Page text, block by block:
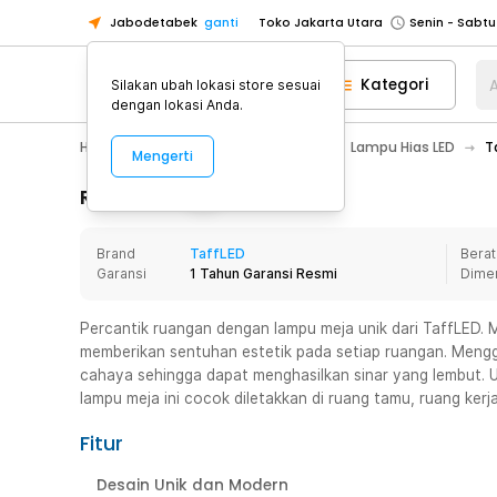
Jabodetabek ganti Toko Jakarta Utara
Toko Tangerang
Toko Cikupa
Pick n Go Jakarta Barat
Senin -
Pick n Go Bekasi
Senin - Jumat
Senin - Jumat
Senin -
Senin -
Toko Tangerang
Toko Cikupa
Pick n Go Jakarta Barat
Senin -
Senin - Jumat
Kategori
Home Appliance Lampu Hias LED
Rincian Produk
Brand
TaffLED
Garansi
1 Tahun Garansi Resmi
Percantik ruangan dengan lampu meja unik dari TaffLED.
memberikan sentuhan estetik pada setiap ruangan.
cahaya sehingga dapat menghasilkan sinar yang lembut.
lampu meja ini cocok diletakkan di ruang tamu, ruang
Fitur
Desain Unik dan Modern
Silakan ubah lokasi store sesuai
dengan lokasi Anda.
Mengerti